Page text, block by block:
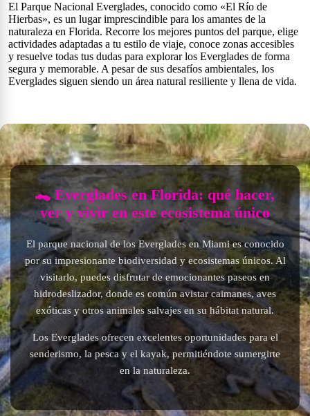
El Parque Nacional Everglades, conocido como «El Río de
Hierbas», es un lugar imprescindible para los amantes de la
naturaleza en Florida. Recorre los mejores puntos del parque, elige
actividades adaptadas a tu estilo de viaje, conoce zonas accesibles
y resuelve todas tus dudas para explorar los Everglades de forma
segura y memorable. A pesar de sus desafíos ambientales, los
Everglades siguen siendo un área natural resiliente y llena de vida.
🐊 Everglades en Florida: qué hacer,
ver y vivir en este ecosistema único
El parque nacional de los Everglades en Miami es conocido
por su impresionante biodiversidad y ecosistemas únicos. Al
visitarlo, puedes disfrutar de emocionantes paseos en
hidrodeslizador, donde es común avistar caimanes, aves
exóticas y otros animales salvajes en su hábitat natural.
Los Everglades ofrecen excelentes oportunidades para el
senderismo, la pesca y el kayak, permitiéndote sumergirte
en la naturaleza.